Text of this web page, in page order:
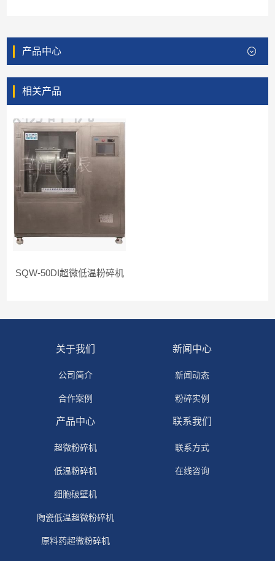
产品中心
相关产品
SQW-50DI超微低温粉碎机
关于我们
公司简介
合作案例
新闻中心
新闻动态
粉碎实例
产品中心
超微粉碎机
低温粉碎机
细胞破壁机
陶瓷低温超微粉碎机
原料药超微粉碎机
联系我们
联系方式
在线咨询